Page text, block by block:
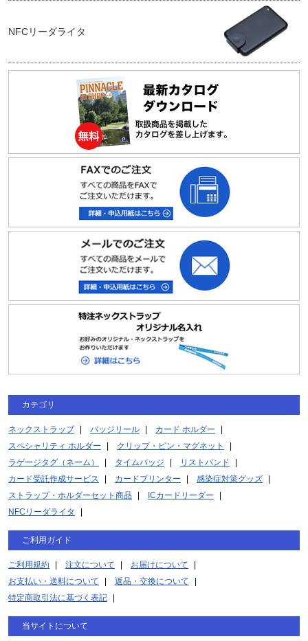
NFCリーダライタ
カテゴリ
ネックストラップ バッジリール
カード ホルダー
スペシャリティ ホルダー
クリップ・ピン・マグネット
ラゲージタグ（ネーム）
タイムバッジ
リストバンド
カード受託作成サービス
カードプリンター
感染症対策グッズ
ストラップ・ホルダーセット商品
ICカードリーダー
NFCリーダライタ
ご利用ガイド
ご利用規約 注文について
お届けについて
お支払い・送料について
返品・交換について
特定商取引法に基づく表記
当サイトについて